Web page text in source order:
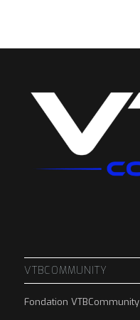
VTBCOMMUNITY
Fondation VTBCommunity